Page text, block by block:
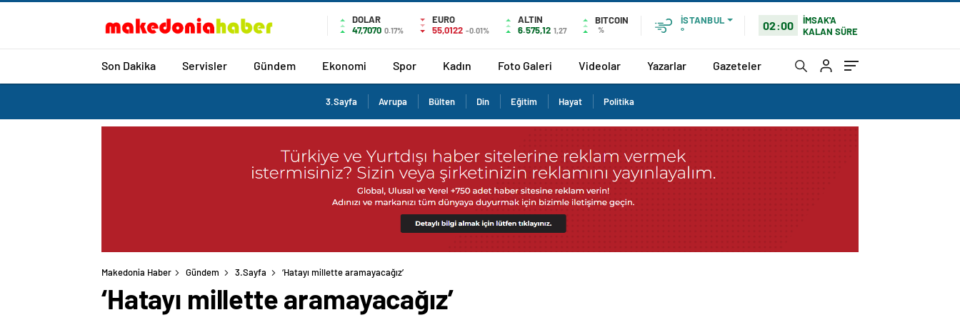
DOLAR
47,7070 0.17%
EURO
55,0122 -0.01%
ALTIN
6.575,12 1,27
BITCOIN
%
İSTANBUL
°
02:00
İMSAK'A
KALAN SÜRE
Son Dakika Servisler Gündem Ekonomi Spor Kadın Foto Galeri Videolar Yazarlar Gazeteler
3.Sayfa Avrupa Bülten Din Eğitim Hayat Politika
Makedonia Haber Gündem 3.Sayfa ‘Hatayı millette aramayacağız’
‘Hatayı millette aramayacağız’